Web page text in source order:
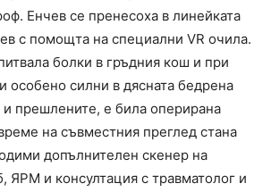
Енчев се пренесоха в линейката
с помощта на специални VR очила.
болки в гръдния кош и при
особено силни в дясната бедрена
и прешлените, е била оперирана
на съвместния преглед стана
допълнителен скенер на
ЯРМ и консултация с травматолог и